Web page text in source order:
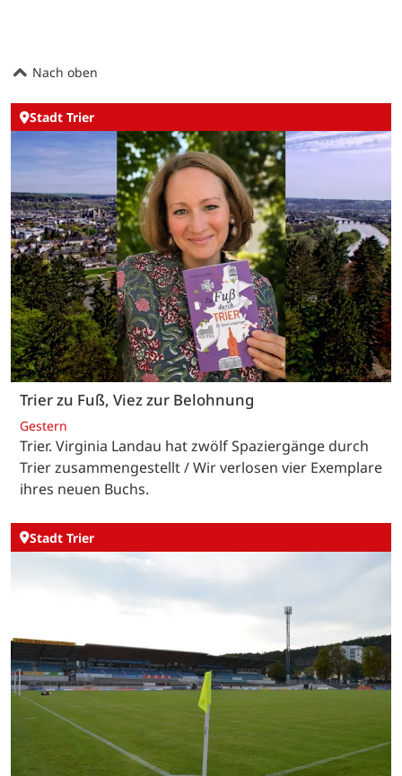
Nach oben
Stadt Trier
Trier zu Fuß, Viez zur Belohnung
Gestern
Trier. Virginia Landau hat zwölf Spaziergänge durch
Trier zusammengestellt / Wir verlosen vier Exemplare
ihres neuen Buchs.
Stadt Trier